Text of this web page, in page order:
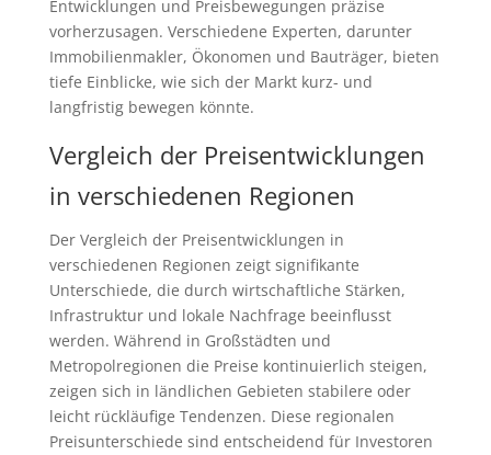
Entwicklungen und Preisbewegungen präzise
vorherzusagen. Verschiedene Experten, darunter
Immobilienmakler, Ökonomen und Bauträger, bieten
tiefe Einblicke, wie sich der Markt kurz- und
langfristig bewegen könnte.
Vergleich der Preisentwicklungen
in verschiedenen Regionen
Der Vergleich der Preisentwicklungen in
verschiedenen Regionen zeigt signifikante
Unterschiede, die durch wirtschaftliche Stärken,
Infrastruktur und lokale Nachfrage beeinflusst
werden. Während in Großstädten und
Metropolregionen die Preise kontinuierlich steigen,
zeigen sich in ländlichen Gebieten stabilere oder
leicht rückläufige Tendenzen. Diese regionalen
Preisunterschiede sind entscheidend für Investoren